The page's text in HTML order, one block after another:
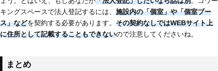
キングスペースで法人登記するには、 施設内の「個室」や「個室ブー
ス」などを契約する必要があります。 その契約なしではWEBサイト上
に住所として記載することもできないので注意してくださいね。
まとめ